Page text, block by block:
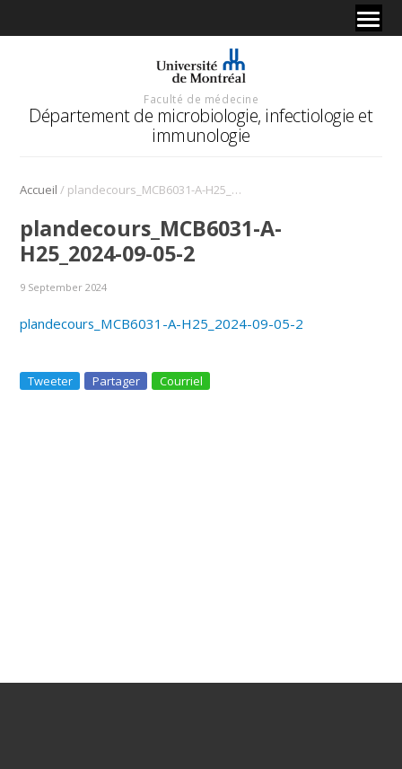
Faculté de médecine
Département de microbiologie, infectiologie et
immunologie
Accueil / plandecours_MCB6031-A-H25_2024-09-05-2
plandecours_MCB6031-A-
H25_2024-09-05-2
9 September 2024
plandecours_MCB6031-A-H25_2024-09-05-2
Tweeter Partager Courriel